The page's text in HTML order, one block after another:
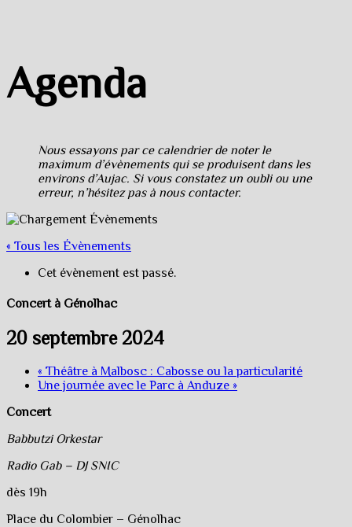
Agenda
Nous essayons par ce calendrier de noter le
maximum d’évènements qui se produisent dans les
environs d’Aujac. Si vous constatez un oubli ou une
erreur, n’hésitez pas à nous contacter.
« Tous les Évènements
Cet évènement est passé.
Concert à Génolhac
20 septembre 2024
« Théâtre à Malbosc : Cabosse ou la particularité
Une journée avec le Parc à Anduze »
Concert
Babbutzi Orkestar
Radio Gab – DJ SNIC
dès 19h
Place du Colombier – Génolhac